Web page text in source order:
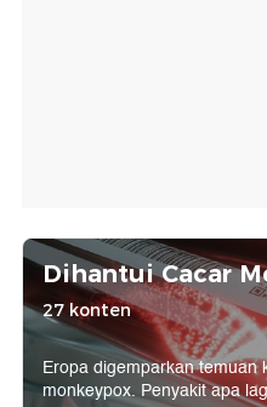
Dihantui Cacar
27 konten
Eropa digemparkan temuan
monkeypox. Penyakit apa